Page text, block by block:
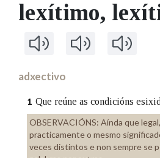
CASA-
BAZÁN
HISTORIA
Facebook
TwitterYoutubeInstagram
Bluesky
BUSCAR NOS LEMAS
Comeza por
Contén
lexítimo,
adxectivo
1 Que reúne as condicións
OBSERVACIÓNS: Aínda que
practicamente o mesmo
veces distintos e non sempre se